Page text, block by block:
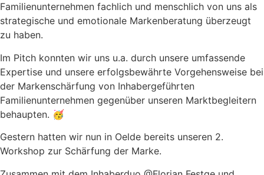
Familienunternehmen fachlich und menschlich von uns als
strategische und emotionale Markenberatung überzeugt
zu haben.
Im Pitch konnten wir uns u.a. durch unsere umfassende
Expertise und unsere erfolgsbewährte Vorgehensweise bei
der Markenschärfung von Inhabergeführten
Familienunternehmen gegenüber unseren Marktbegleitern
behaupten. 🥳
Gestern hatten wir nun in Oelde bereits unseren 2.
Workshop zur Schärfung der Marke.